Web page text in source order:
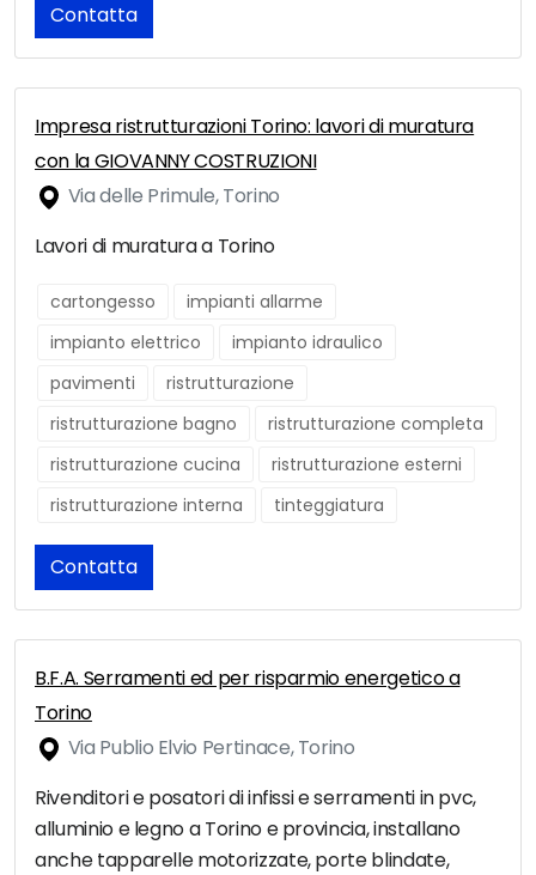
Contatta
Impresa ristrutturazioni Torino: lavori di muratura
con la GIOVANNY COSTRUZIONI
Via delle Primule, Torino
Lavori di muratura a Torino
cartongesso
impianti allarme
impianto elettrico
impianto idraulico
pavimenti
ristrutturazione
ristrutturazione bagno
ristrutturazione completa
ristrutturazione cucina
ristrutturazione esterni
ristrutturazione interna
tinteggiatura
Contatta
B.F.A. Serramenti ed per risparmio energetico a
Torino
Via Publio Elvio Pertinace, Torino
Rivenditori e posatori di infissi e serramenti in pvc,
alluminio e legno a Torino e provincia, installano
anche tapparelle motorizzate, porte blindate,